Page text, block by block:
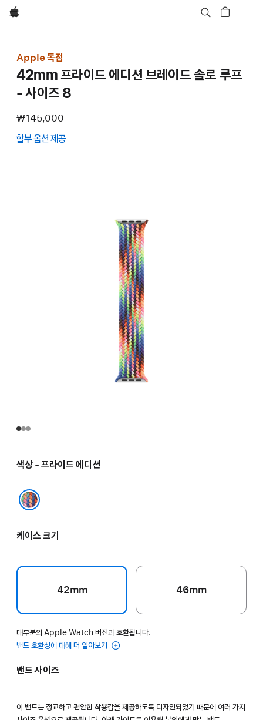
Apple
Apple 독점
42mm 프라이드 에디션 브레이드 솔로 루프
- 사이즈 8
₩145,000
할부 옵션 제공
색상 - 프라이드 에디션
케이스 크기
42mm 46mm
대부분의 Apple Watch 버전과 호환됩니다.
밴드 호환성에 대해 더 알아보기
밴드 사이즈
이 밴드는 정교하고 편안한 착용감을 제공하도록 디자인되었기 때문에 여러 가지